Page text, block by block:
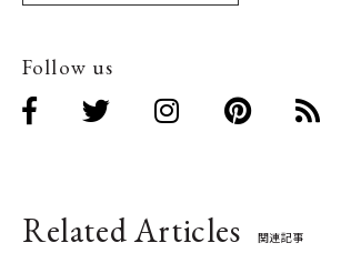
Follow us
Related Articles 関連記事